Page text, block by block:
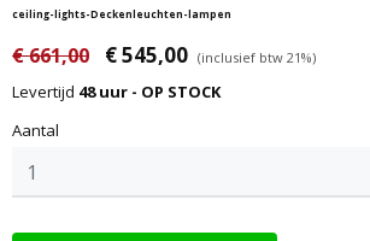
ceiling-lights-Deckenleuchten-lampen
€ 661,00 € 545,00 (inclusief btw 21%)
Levertijd 48 uur - OP STOCK
Aantal